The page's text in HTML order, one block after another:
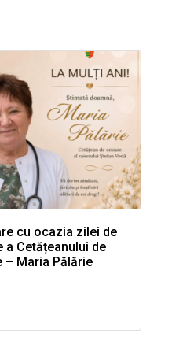
cu ocazia zilei de
a Cetățeanului de
– Maria Pălărie